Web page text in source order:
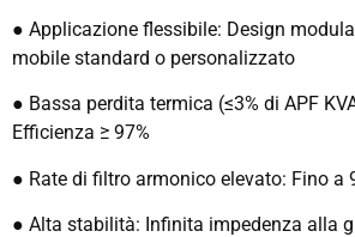
● Applicazione flessibile: Design
mobile standard o personalizzato
● Bassa perdita termica (≤3% di APF
Efficienza ≥ 97%
● Rate di filtro armonico elevato: Fino a
● Alta stabilità: Infinita impedenza alla